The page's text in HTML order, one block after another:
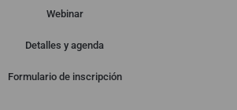
Webinar
Detalles y agenda
Formulario de inscripción